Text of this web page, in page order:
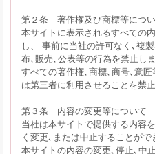
第２条 著作権及び商標等につ
本サイトに表示されるすべての
し、 事前に当社の許可なく､複
布､販売､公表等の行為を禁止し
すべての著作権､商標､商号､意
は第三者に利用させることを禁止
第３条 内容の変更等について
当社は本サイトで提供する内容
く変更､または中止することが
本サイトの内容の変更､停止､中